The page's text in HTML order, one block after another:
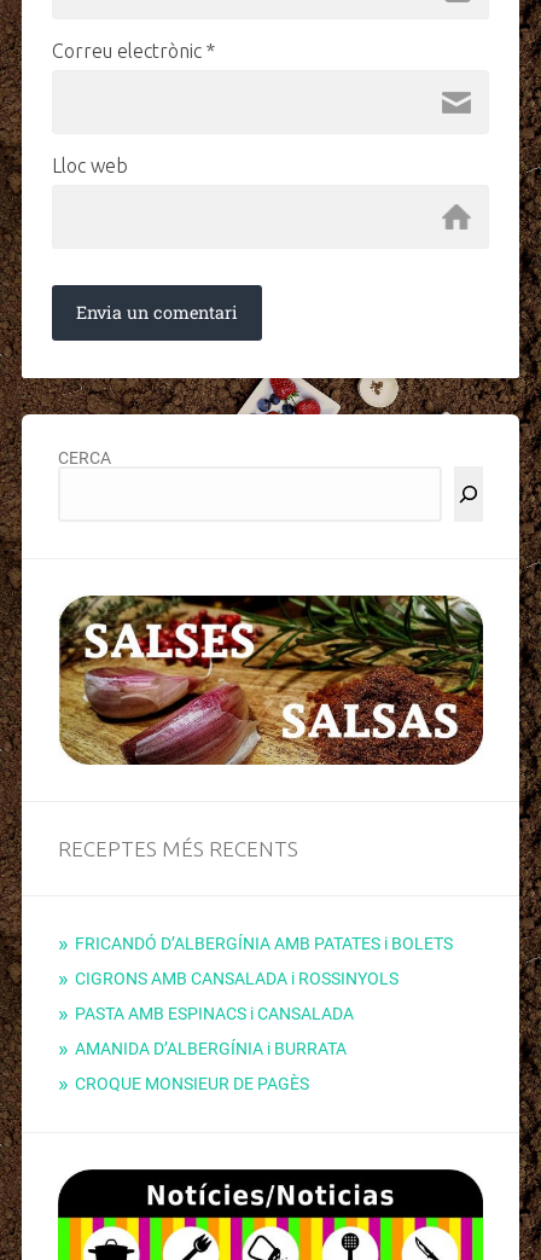
Correu electrònic *
Lloc web
CERCA
RECEPTES MÉS RECENTS
FRICANDÓ D’ALBERGÍNIA AMB PATATES i BOLETS
CIGRONS AMB CANSALADA i ROSSINYOLS
PASTA AMB ESPINACS i CANSALADA
AMANIDA D’ALBERGÍNIA i BURRATA
CROQUE MONSIEUR DE PAGÈS